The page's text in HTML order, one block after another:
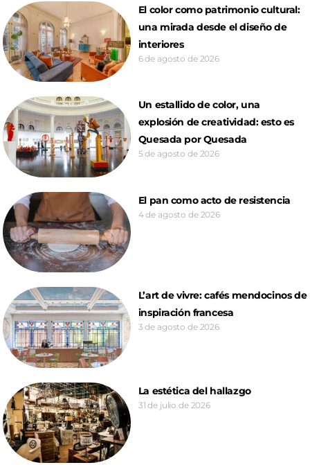
El color como patrimonio cultural:
una mirada desde el diseño de
interiores
6 de agosto de 2026
Un estallido de color, una
explosión de creatividad: esto es
Quesada por Quesada
5 de agosto de 2026
El pan como acto de resistencia
4 de agosto de 2026
L’art de vivre: cafés mendocinos de
inspiración francesa
3 de agosto de 2026
La estética del hallazgo
31 de julio de 2026